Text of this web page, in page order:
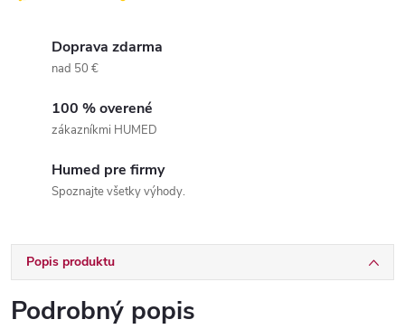
Doprava zdarma
nad 50 €
100 % overené
zákazníkmi HUMED
Humed pre firmy
Spoznajte všetky výhody.
Popis produktu
Podrobný popis